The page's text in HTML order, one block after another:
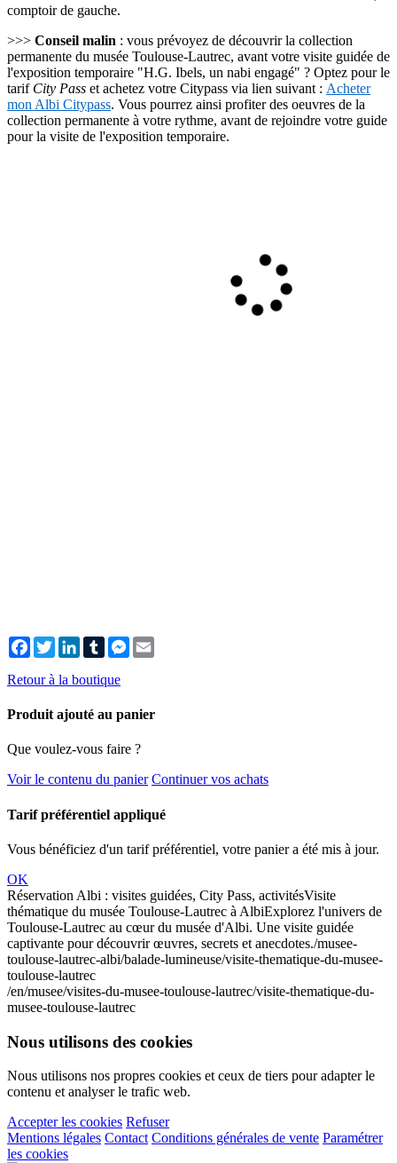
comptoir de gauche.
>>> Conseil malin : vous prévoyez de découvrir la collection
permanente du musée Toulouse-Lautrec, avant votre visite guidée de
l'exposition temporaire "H.G. Ibels, un nabi engagé" ? Optez pour le
tarif City Pass et achetez votre Citypass via lien suivant : Acheter
mon Albi Citypass. Vous pourrez ainsi profiter des oeuvres de la
collection permanente à votre rythme, avant de rejoindre votre guide
pour la visite de l'exposition temporaire.
Facebook
TwitterLinkedIn
TumblrMessenger
Retour à la boutique
Produit ajouté au panier
Que voulez-vous faire ?
Voir le contenu du panier Continuer vos achats
Tarif préférentiel appliqué
Vous bénéficiez d'un tarif préférentiel, votre panier a été mis à jour.
OK
Réservation Albi : visites guidées, City Pass, activitésVisite
thématique du musée Toulouse-Lautrec à AlbiExplorez l'univers de
Toulouse-Lautrec au cœur du musée d'Albi. Une visite guidée
captivante pour découvrir œuvres, secrets et anecdotes./musee-
toulouse-lautrec-albi/balade-lumineuse/visite-thematique-du-musee-
toulouse-lautrec
/en/musee/visites-du-musee-toulouse-lautrec/visite-thematique-du-
musee-toulouse-lautrec
Nous utilisons des cookies
Nous utilisons nos propres cookies et ceux de tiers pour adapter le
contenu et analyser le trafic web.
Accepter les cookies Refuser
Mentions légales Contact Conditions générales de vente Paramétrer
les cookies